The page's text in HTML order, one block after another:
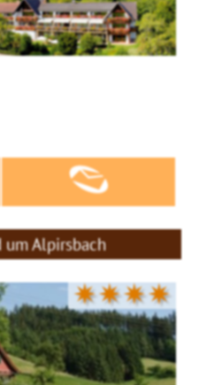
um Alpirsbach
✷✷✷✷